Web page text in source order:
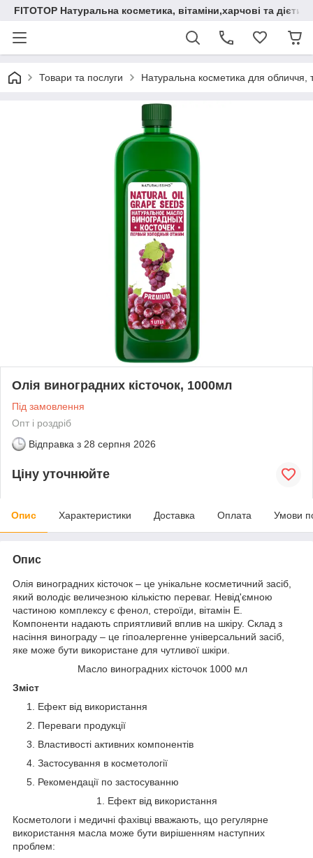
FITOTOP Натуральна косметика, вітаміни,харчові та
Товари та послуги Натуральна косметика для обличчя,
Олія виноградних кісточок, 1000мл
Під замовлення
Опт і роздріб
Відправка з 28 серпня 2026
Ціну уточнюйте
Опис Характеристики Доставка Оплата Умови
Опис
Олія виноградних кісточок – це унікальне косметичний засіб,
який володіє величезною кількістю переваг. Невід'ємною
частиною комплексу є фенол, стероїди, вітамін Е.
Компоненти надають сприятливий вплив на шкіру. Склад з
насіння винограду – це гіпоалергенне універсальний засіб,
яке може бути використане для чутливої шкіри.
Масло виноградних кісточок 1000 мл
Зміст
Ефект від використання
Переваги продукції
Властивості активних компонентів
Застосування в косметології
Рекомендації по застосуванню
1. Ефект від використання
Косметологи і медичні фахівці вважають, що регулярне
використання масла може бути вирішенням наступних
проблем: